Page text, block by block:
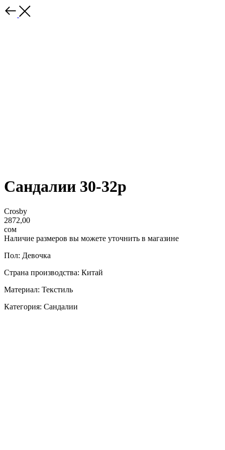
Сандалии 30-32р
Crosby
2872,00
сом
Наличие размеров вы можете уточнить в магазине
Пол: Девочка
Страна производства: Китай
Материал: Текстиль
Категория: Сандалии